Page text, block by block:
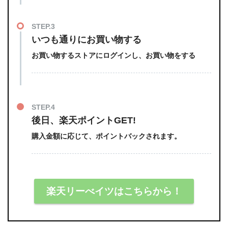
STEP.3
いつも通りにお買い物する
お買い物するストアにログインし、お買い物をする
STEP.4
後日、楽天ポイントGET!
購入金額に応じて、ポイントバックされます。
楽天リーべイツはこちらから！